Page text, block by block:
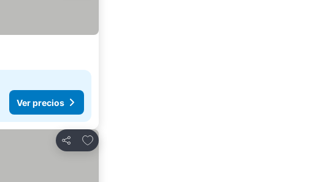
Ver precios
Compartir
Añadir a favoritos